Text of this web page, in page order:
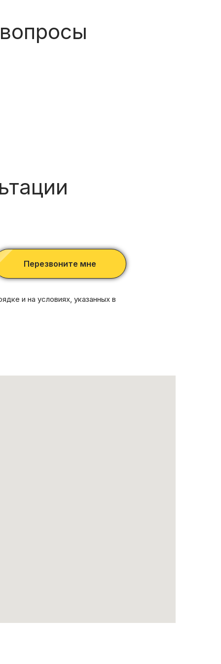
Перезвоните мне
и на условиях, указанных в